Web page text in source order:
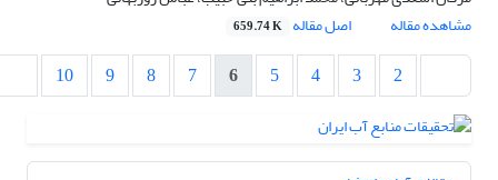
مشاهده مقاله
اصل مقاله 659.74 K
2
3
4
5
6
7
8
9
10